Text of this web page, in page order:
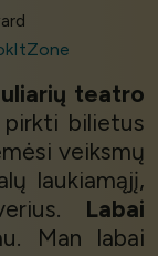
teatro
bilietus
veiksmų
laukiamąjį,
Labai
Man labai